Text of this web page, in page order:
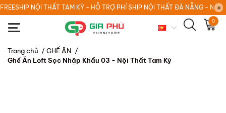
FREESHIP NỘI THẤT TAM KỲ - HỖ TRỢ PHÍ SHIP NỘI THẤT ĐÀ NẴNG - NỘI
0
Trang chủ / GHẾ ĂN /
Ghế Ăn Loft Sọc Nhập Khẩu 03 - Nội Thất Tam Kỳ